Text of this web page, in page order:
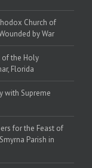
Church of
by War
of the Holy
Florida
with Supreme
for the Feast of
Parish in